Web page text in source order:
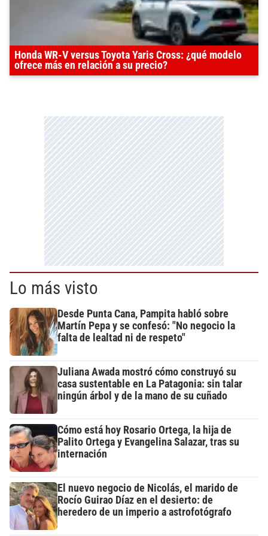
Honda WR-V versus Toyota Yaris Cross: ¿qué modelo
ofrece más en relación a su precio?
Lo más visto
Desde Punta Cana, Pampita habló sobre
Martín Pepa y se confesó: "No negocio la
falta de lealtad ni de respeto"
Juliana Awada mostró cómo construyó su
casa sustentable en La Patagonia: sin talar
ningún árbol y de la mano de su cuñado
Cómo está hoy Rosario Ortega, la hija de
Palito Ortega y Evangelina Salazar, tras su
internación
El nuevo negocio de Nicolás, el marido de
Rocío Guirao Díaz en el desierto: de
heredero de un imperio a astrofotógrafo